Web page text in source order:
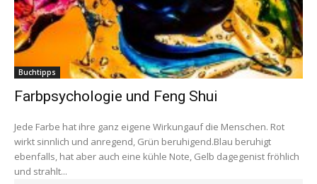
Buchtipps
Farbpsychologie und Feng Shui
Jede Farbe hat ihre ganz eigene Wirkungauf die Menschen. Rot
wirkt sinnlich und anregend, Grün beruhigend.Blau beruhigt
ebenfalls, hat aber auch eine kühle Note, Gelb dagegenist fröhlich
und strahlt...